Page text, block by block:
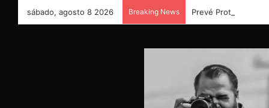
sábado, agosto 8 2026 Breaking News Prevé Protección